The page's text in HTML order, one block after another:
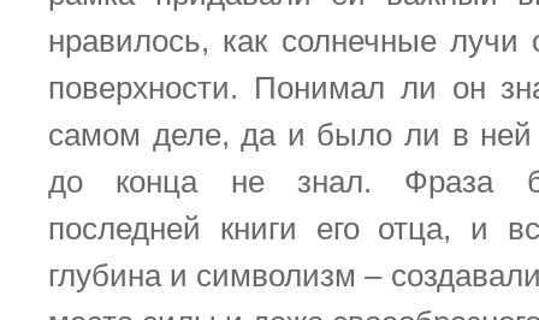
нравилось, как солнечные лучи
поверхности. Понимал ли он
самом деле, да и было ли в ней
до конца не знал. Фраза
последней книги его отца, и
глубина и символизм –